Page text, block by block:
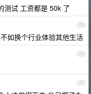
测试 工资都是 50k 了
75
如换个行业体验其他生活
76
77